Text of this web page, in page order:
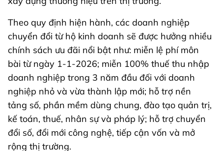
Theo quy định hiện hành, các doanh nghiệp
chuyển đổi từ hộ kinh doanh sẽ được hưởng nhiều
chính sách ưu đãi nổi bật như: miễn lệ phí môn
bài từ ngày 1-1-2026; miễn 100% thuế thu nhập
doanh nghiệp trong 3 năm đầu đối với doanh
nghiệp nhỏ và vừa thành lập mới; hỗ trợ nền
tảng số, phần mềm dùng chung, đào tạo quản trị,
kế toán, thuế, nhân sự và pháp lý; hỗ trợ chuyển
đổi số, đổi mới công nghệ, tiếp cận vốn và mở
rộng thị trường.